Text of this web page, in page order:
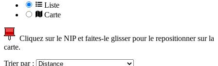
Liste
Carte
Cliquez sur le NIP et faites-le glisser pour le repositionner sur la
carte.
Trier par :